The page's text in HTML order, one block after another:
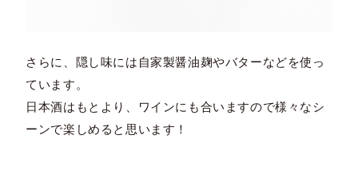
さらに、隠し味には自家製醤油麹やバターなどを使っ
ています。
日本酒はもとより、ワインにも合いますので様々なシ
ーンで楽しめると思います！